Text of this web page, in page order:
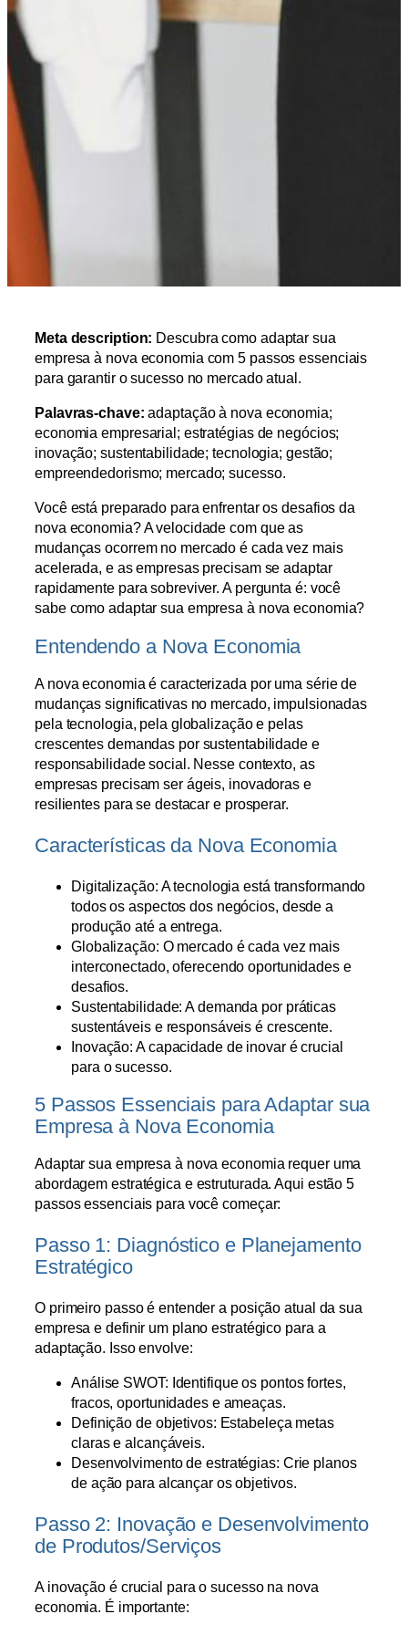
Meta description: Descubra como adaptar sua
empresa à nova economia com 5 passos essenciais
para garantir o sucesso no mercado atual.
Palavras-chave: adaptação à nova economia;
economia empresarial; estratégias de negócios;
inovação; sustentabilidade; tecnologia; gestão;
empreendedorismo; mercado; sucesso.
Você está preparado para enfrentar os desafios da
nova economia? A velocidade com que as
mudanças ocorrem no mercado é cada vez mais
acelerada, e as empresas precisam se adaptar
rapidamente para sobreviver. A pergunta é: você
sabe como adaptar sua empresa à nova economia?
Entendendo a Nova Economia
A nova economia é caracterizada por uma série de
mudanças significativas no mercado, impulsionadas
pela tecnologia, pela globalização e pelas
crescentes demandas por sustentabilidade e
responsabilidade social. Nesse contexto, as
empresas precisam ser ágeis, inovadoras e
resilientes para se destacar e prosperar.
Características da Nova Economia
Digitalização: A tecnologia está transformando
todos os aspectos dos negócios, desde a
produção até a entrega.
Globalização: O mercado é cada vez mais
interconectado, oferecendo oportunidades e
desafios.
Sustentabilidade: A demanda por práticas
sustentáveis e responsáveis é crescente.
Inovação: A capacidade de inovar é crucial
para o sucesso.
5 Passos Essenciais para Adaptar sua
Empresa à Nova Economia
Adaptar sua empresa à nova economia requer uma
abordagem estratégica e estruturada. Aqui estão 5
passos essenciais para você começar:
Passo 1: Diagnóstico e Planejamento
Estratégico
O primeiro passo é entender a posição atual da sua
empresa e definir um plano estratégico para a
adaptação. Isso envolve:
Análise SWOT: Identifique os pontos fortes,
fracos, oportunidades e ameaças.
Definição de objetivos: Estabeleça metas
claras e alcançáveis.
Desenvolvimento de estratégias: Crie planos
de ação para alcançar os objetivos.
Passo 2: Inovação e Desenvolvimento
de Produtos/Serviços
A inovação é crucial para o sucesso na nova
economia. É importante: